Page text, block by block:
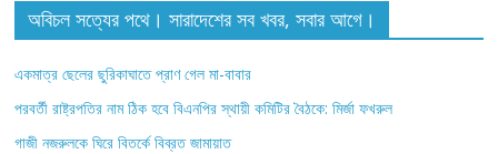
অবিচল সত্যের পথে। সারাদেশের সব খবর, সবার আগে।
একমাত্র ছেলের ছুরিকাঘাতে প্রাণ গেল মা-বাবার
পরবর্তী রাষ্ট্রপতির নাম ঠিক হবে বিএনপির স্থায়ী কমিটির বৈঠকে: মির্জা ফখরুল
গাজী নজরুলকে ঘিরে বিতর্কে বিব্রত জামায়াত